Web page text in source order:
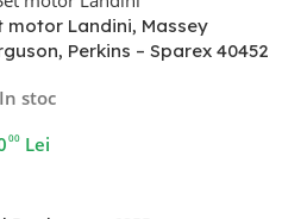
motor Landini, Massey
Perkins – Sparex 40452
In stoc
00 Lei